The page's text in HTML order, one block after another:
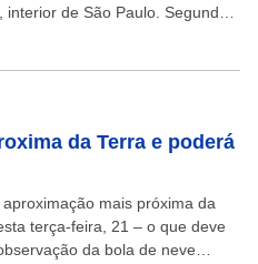
de São Paulo. Segundo
da Terra e poderá
mais próxima da
terça-feira, 21 – o que deve
da bola de neve